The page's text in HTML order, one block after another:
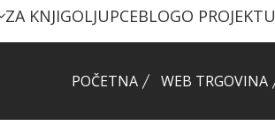
ZA KNJIGOLJUPCEBLOGO PROJEKTU
POČETNA WEB TRGOVINA